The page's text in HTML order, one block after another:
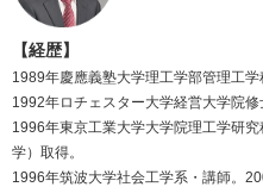
【経歴】
1989年慶應義塾大学理工学部管理工学
1992年ロチェスター大学経営大学院修
1996年東京工業大学大学院理工学研
学）取得。
1996年筑波大学社会工学系・講師。